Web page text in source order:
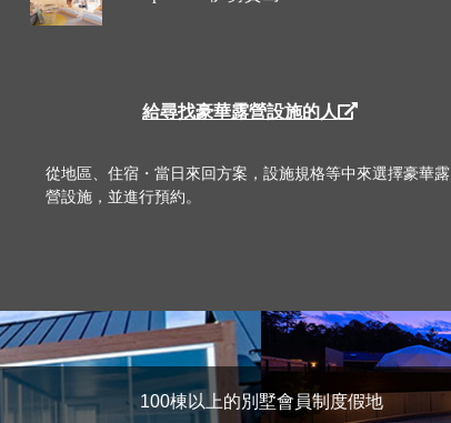
給尋找豪華露營設施的人
從地區、住宿・當日來回方案，設施規格等中來選擇豪華露
營設施，並進行預約。
100棟以上的別墅會員制度假地